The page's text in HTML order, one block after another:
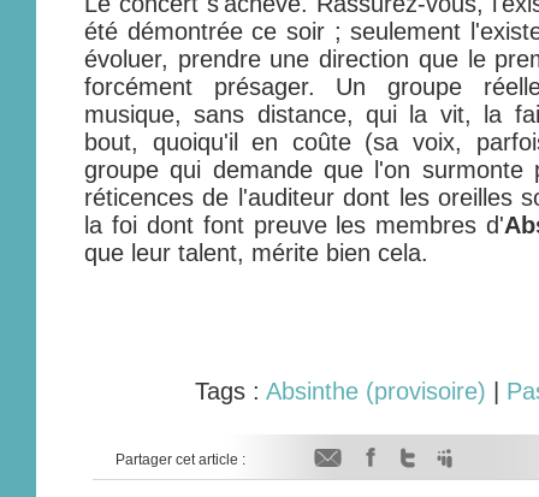
été démontrée ce soir ; seulement
évoluer, prendre une direction que le
forcément présager. Un groupe
musique, sans distance, qui la vit, la
bout, quoiqu'il en coûte (sa voix,
groupe qui demande que l'on surmonte
réticences de l'auditeur dont les oreilles
la foi dont font preuve les membres d'
que leur talent, mérite bien cela.
Tags : Absinthe (provisoire)
Partager cet article :